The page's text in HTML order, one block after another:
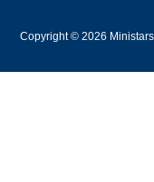
Copyright © 2026